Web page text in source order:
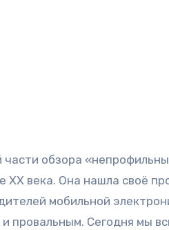
ХХ века. Она нашла своё
мобильной
провальным. Сегодня мы